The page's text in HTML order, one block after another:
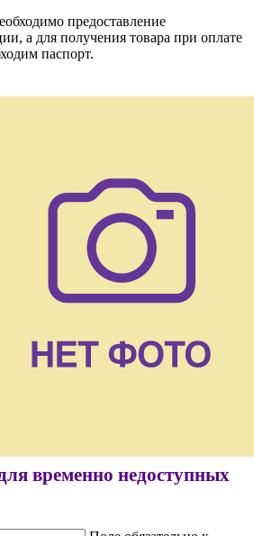
предоставление
а для получения товара при оплате
паспорт.
временно недоступных